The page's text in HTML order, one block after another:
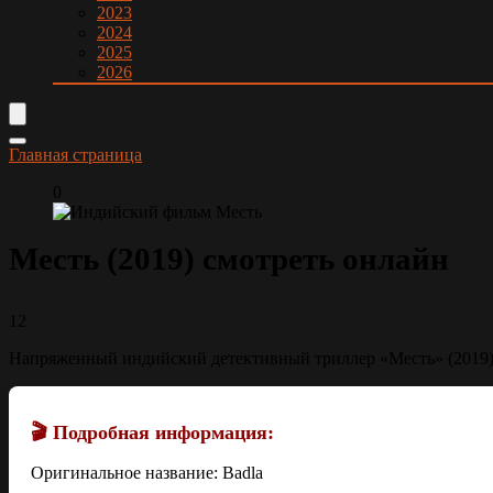
2023
2024
2025
2026
Главная страница
🎬 Подробная информация:
Оригинальное название: Badla